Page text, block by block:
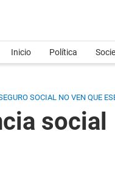
Inicio Política
SOCIAL NO VEN QUE
social